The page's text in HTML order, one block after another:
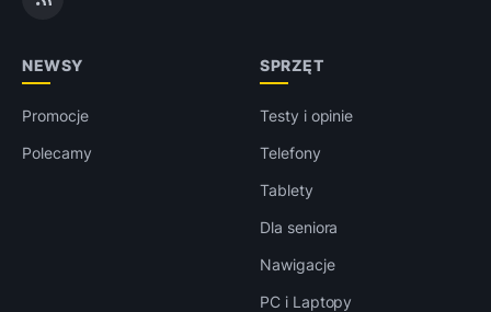
NEWSY
Promocje
Polecamy
SPRZĘT
Testy i opinie
Telefony
Tablety
Dla seniora
Nawigacje
PC i Laptopy